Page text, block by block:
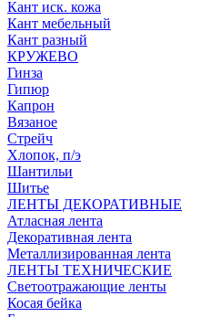
Кант иск. кожа
Кант мебельный
Кант разный
КРУЖЕВО
Гинза
Гипюр
Капрон
Вязаное
Стрейч
Хлопок, п/э
Шантильи
Шитье
ЛЕНТЫ ДЕКОРАТИВНЫЕ
Атласная лента
Декоративная лента
Металлизированная лента
ЛЕНТЫ ТЕХНИЧЕСКИЕ
Светоотражающие ленты
Косая бейка